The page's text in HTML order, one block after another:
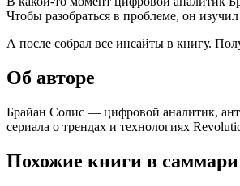
Чтобы разобраться в проблеме, он
А после собрал все инсайты в книгу.
Об авторе
Брайан Солис — цифровой аналитик,
сериала о трендах и технологиях
Похожие книги в саммари